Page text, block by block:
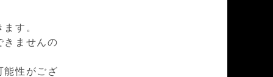
す。
きませんの
能性がござ